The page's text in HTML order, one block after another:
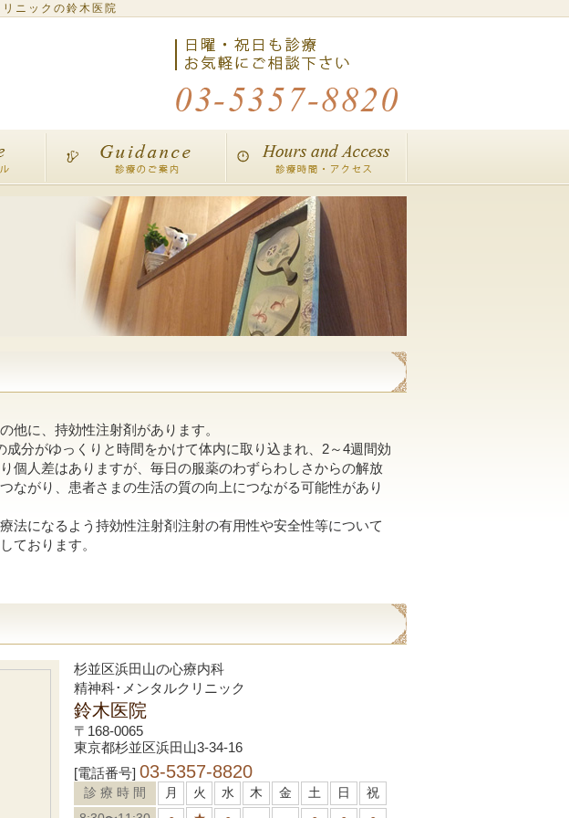
ニックの鈴木医院
他に、持効性注射剤があります。
分がゆっくりと時間をかけて体内に取り込まれ、2～4週間効
個人差はありますが、毎日の服薬のわずらわしさからの解放
ながり、患者さまの生活の質の向上につながる可能性があり
法になるよう持効性注射剤注射の有用性や安全性等について
ております。
杉並区浜田山の心療内科
精神科･メンタルクリニック
鈴木医院
〒168-0065
東京都杉並区浜田山3-34-16
[電話番号] 03-5357-8820
診 療 時 間 月 火 水 木 金 土 日
祝